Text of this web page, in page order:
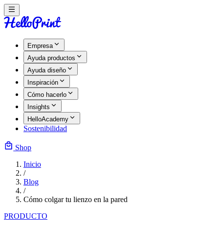
Empresa
Ayuda productos
Ayuda diseño
Inspiración
Cómo hacerlo
Insights
HelloAcademy
Sostenibilidad
Shop
Inicio
/
Blog
/
Cómo colgar tu lienzo en la pared
PRODUCTO